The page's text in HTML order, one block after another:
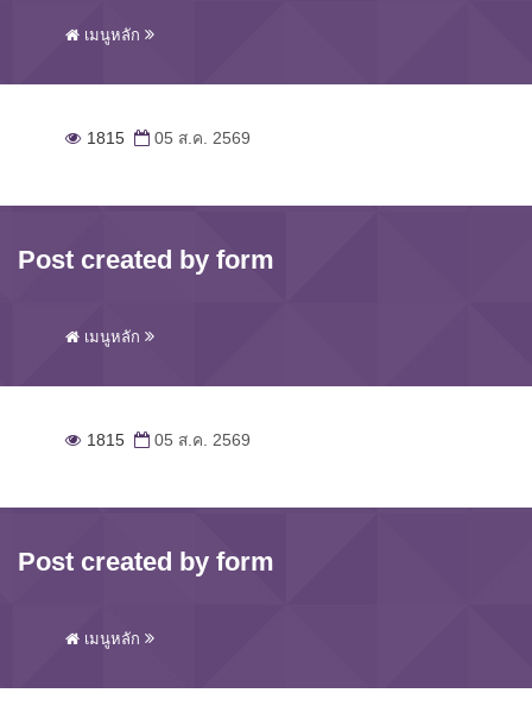
เมนูหลัก
1815 05 ส.ค. 2569
Post created by form
เมนูหลัก
1815 05 ส.ค. 2569
Post created by form
เมนูหลัก